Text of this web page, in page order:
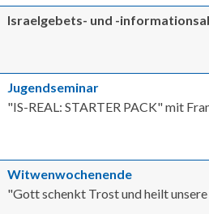
Israelgebets- und -
Jugendseminar
"IS-REAL: STARTER PACK" mit
Witwenwochenende
"Gott schenkt Trost und heilt